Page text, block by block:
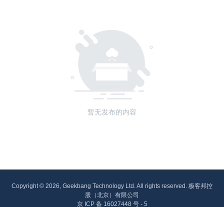
暂无发布的内容
Copyright © 2026, Geekbang Technology Ltd. All rights reserved. 极客邦控
股（北京）有限公司
京 ICP 备 16027448 号 - 5